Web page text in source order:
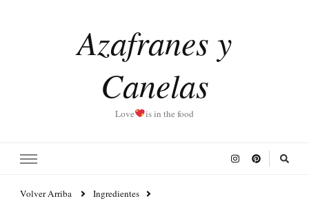
Azafranes y
Canelas
Love is in the food
Volver Arriba
Ingredientes